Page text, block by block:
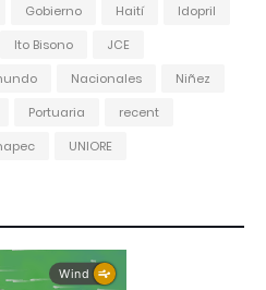
Gobierno Haití
Idopril
Ito Bisono
JCE
Nacionales
Niñez
Portuaria
recent
UNIORE